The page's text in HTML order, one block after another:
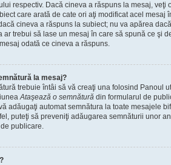
respectiv. Dacă cineva a răspuns la mesaj, veţi
care arată de cate ori aţi modificat acel mesaj
cineva a răspuns la subiect; nu va apărea
ar trebui să lase un mesaj în care să spună ce şi
odată ce cineva a răspuns.
la mesaj?
trebuie întâi să vă creaţi una folosind Panoul
Ataşează o semnătură din formularul de
adăugaţi automat semnătura la toate mesajele
puteţi să preveniţi adăugarea semnăturii unor
publicare.